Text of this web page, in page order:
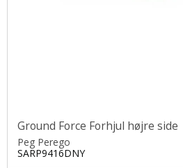
Ground Force Forhjul højre side
Peg Perego
SARP9416DNY